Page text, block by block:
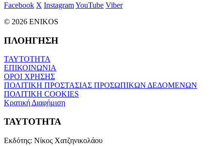
Facebook X InstagramYouTube Viber
© 2026 ENIKOS
ΠΛΟΗΓΗΣΗ
ΤΑΥΤΟΤΗΤΑ
ΕΠΙΚΟΙΝΩΝΙΑ
ΟΡΟΙ ΧΡΗΣΗΣ
ΠΟΛΙΤΙΚΗ ΠΡΟΣΤΑΣΙΑΣ ΠΡΟΣΩΠΙΚΩΝ ΔΕΔΟΜΕΝΩΝ
ΠΟΛΙΤΙΚΗ COOKIES
Κρατική Διαφήμιση
ΤΑΥΤΟΤΗΤΑ
Εκδότης: Νίκος Χατζηνικολάου